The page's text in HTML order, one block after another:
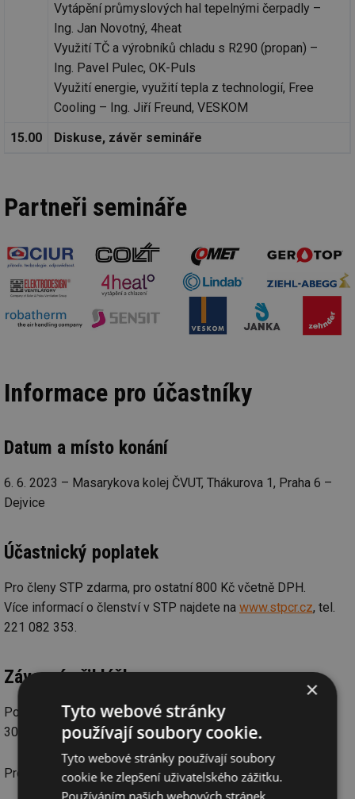
Vytápění průmyslových hal tepelnými čerpadly –
Ing. Jan Novotný, 4heat
Využití TČ a výrobníků chladu s R290 (propan) –
Ing. Pavel Pulec, OK-Puls
Využití energie, využití tepla z technologií, Free
Cooling – Ing. Jiří Freund, VESKOM
15.00
Diskuse, závěr semináře
Partneři semináře
Informace pro účastníky
Datum a místo konání
6. 6. 2023 – Masarykova kolej ČVUT, Thákurova 1, Praha 6 –
Dejvice
Účastnický poplatek
Pro členy STP zdarma, pro ostatní 800 Kč včetně DPH.
Více informací o členství v STP najdete na www.stpcr.cz, tel.
221 082 353.
Závazná přihláška
Pokud máte zájem o účast, odešlete přihlášku nejpozději do
30. 5. 2023.
Pro přihlášení můžete využít:
×
Tyto webové stránky
používají soubory cookie.
Tyto webové stránky používají soubory
cookie ke zlepšení uživatelského zážitku.
Používáním našich webových stránek